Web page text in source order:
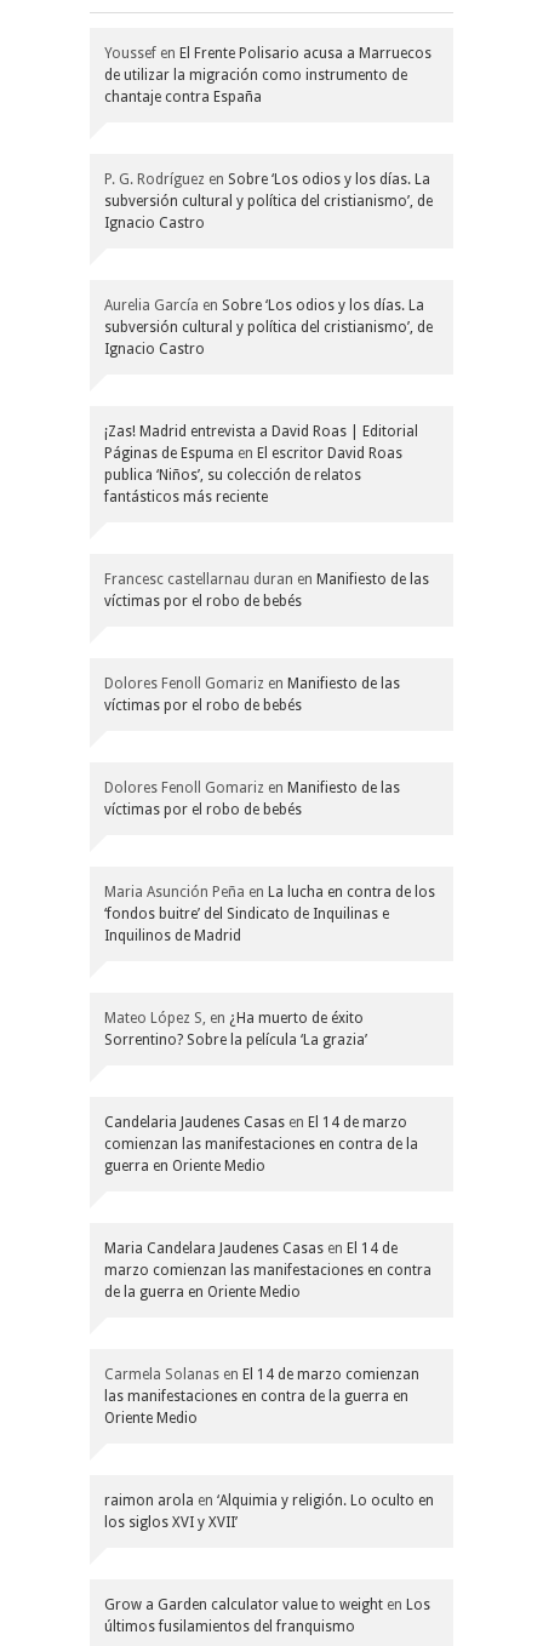
Youssef en El Frente Polisario acusa a Marruecos
de utilizar la migración como instrumento de
chantaje contra España
P. G. Rodríguez en Sobre ‘Los odios y los días. La
subversión cultural y política del cristianismo’, de
Ignacio Castro
Aurelia García en Sobre ‘Los odios y los días. La
subversión cultural y política del cristianismo’, de
Ignacio Castro
¡Zas! Madrid entrevista a David Roas | Editorial
Páginas de Espuma en El escritor David Roas
publica ‘Niños’, su colección de relatos
fantásticos más reciente
Francesc castellarnau duran en Manifiesto de las
víctimas por el robo de bebés
Dolores Fenoll Gomariz en Manifiesto de las
víctimas por el robo de bebés
Dolores Fenoll Gomariz en Manifiesto de las
víctimas por el robo de bebés
Maria Asunción Peña en La lucha en contra de los
‘fondos buitre’ del Sindicato de Inquilinas e
Inquilinos de Madrid
Mateo López S, en ¿Ha muerto de éxito
Sorrentino? Sobre la película ‘La grazia’
Candelaria Jaudenes Casas en El 14 de marzo
comienzan las manifestaciones en contra de la
guerra en Oriente Medio
Maria Candelara Jaudenes Casas en El 14 de
marzo comienzan las manifestaciones en contra
de la guerra en Oriente Medio
Carmela Solanas en El 14 de marzo comienzan
las manifestaciones en contra de la guerra en
Oriente Medio
raimon arola en ‘Alquimia y religión. Lo oculto en
los siglos XVI y XVII’
Grow a Garden calculator value to weight en Los
últimos fusilamientos del franquismo